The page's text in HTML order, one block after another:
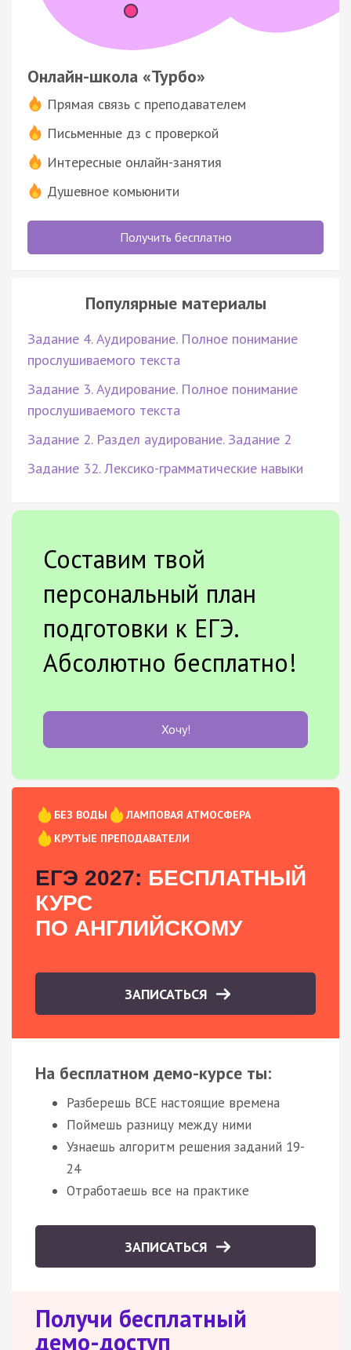
Онлайн-школа «Турбо»
Прямая связь с преподавателем
Письменные дз с проверкой
Интересные онлайн-занятия
Душевное комьюнити
Получить бесплатно
Популярные материалы
Задание 4. Аудирование. Полное понимание
прослушиваемого текста
Задание 3. Аудирование. Полное понимание
прослушиваемого текста
Задание 2. Раздел аудирование. Задание 2
Задание 32. Лексико-грамматические навыки
Составим твой
персональный план
подготовки к ЕГЭ.
Абсолютно бесплатно!
Хочу!
БЕЗ ВОДЫ
ЛАМПОВАЯ АТМОСФЕРА
КРУТЫЕ ПРЕПОДАВАТЕЛИ
ЕГЭ 2027: БЕСПЛАТНЫЙ
КУРС
ПО АНГЛИЙСКОМУ
ЗАПИСАТЬСЯ
На бесплатном демо-курсе ты:
Разберешь ВСЕ настоящие времена
Поймешь разницу между ними
Узнаешь алгоритм решения заданий 19-
24
Отработаешь все на практике
ЗАПИСАТЬСЯ
Получи бесплатный
демо-доступ